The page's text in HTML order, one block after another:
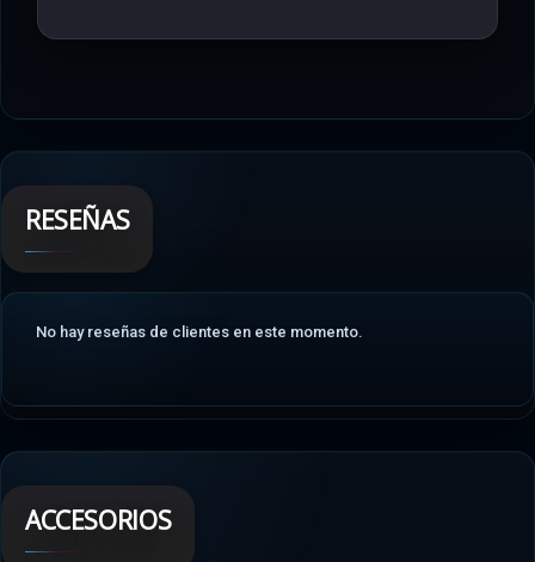
RESEÑAS
No hay reseñas de clientes en este momento.
ACCESORIOS